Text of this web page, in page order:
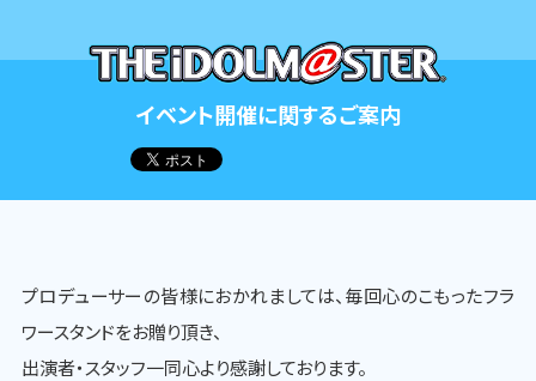
イベント開催に関するご案内
プロデューサーの皆様におかれましては、毎回心のこもったフラ
ワースタンドをお贈り頂き、
出演者・スタッフ一同心より感謝しております。